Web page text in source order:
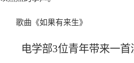
歌曲《如果有来生》
电学部3位青年带来一